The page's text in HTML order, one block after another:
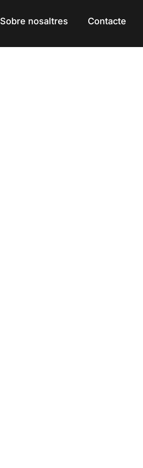
Sobre nosaltres Contacte
Sobre nosaltres Contacte